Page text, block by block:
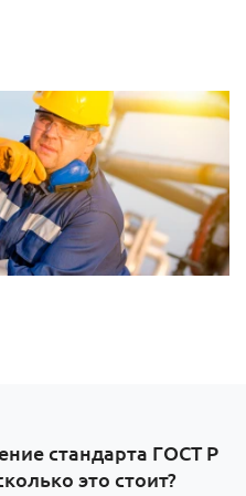
стандарта ГОСТ Р
это стоит?